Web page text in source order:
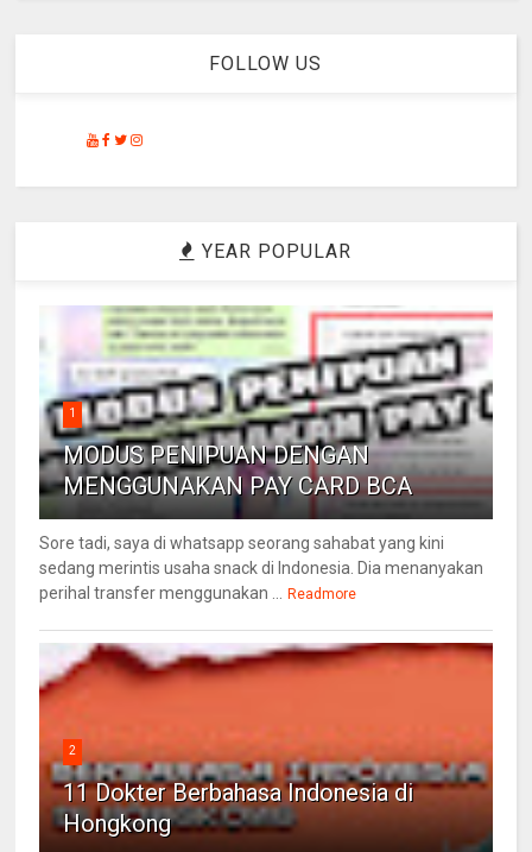
FOLLOW US
YEAR POPULAR
1
MODUS PENIPUAN DENGAN
MENGGUNAKAN PAY CARD BCA
Sore tadi, saya di whatsapp seorang sahabat yang kini
sedang merintis usaha snack di Indonesia. Dia menanyakan
perihal transfer menggunakan ... Readmore
2
11 Dokter Berbahasa Indonesia di
Hongkong